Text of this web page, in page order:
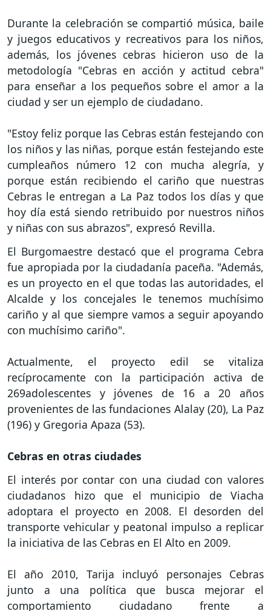
Durante la celebración se compartió música, baile
y juegos educativos y recreativos para los niños,
además, los jóvenes cebras hicieron uso de la
metodología "Cebras en acción y actitud cebra"
para enseñar a los pequeños sobre el amor a la
ciudad y ser un ejemplo de ciudadano.
"Estoy feliz porque las Cebras están festejando con
los niños y las niñas, porque están festejando este
cumpleaños número 12 con mucha alegría, y
porque están recibiendo el cariño que nuestras
Cebras le entregan a La Paz todos los días y que
hoy día está siendo retribuido por nuestros niños
y niñas con sus abrazos", expresó Revilla.
El Burgomaestre destacó que el programa Cebra
fue apropiada por la ciudadanía paceña. "Además,
es un proyecto en el que todas las autoridades, el
Alcalde y los concejales le tenemos muchísimo
cariño y al que siempre vamos a seguir apoyando
con muchísimo cariño".
Actualmente, el proyecto edil se vitaliza
recíprocamente con la participación activa de
269adolescentes y jóvenes de 16 a 20 años
provenientes de las fundaciones Alalay (20), La Paz
(196) y Gregoria Apaza (53).
Cebras en otras ciudades
El interés por contar con una ciudad con valores
ciudadanos hizo que el municipio de Viacha
adoptara el proyecto en 2008. El desorden del
transporte vehicular y peatonal impulso a replicar
la iniciativa de las Cebras en El Alto en 2009.
El año 2010, Tarija incluyó personajes Cebras
junto a una política que busca mejorar el
comportamiento ciudadano frente a